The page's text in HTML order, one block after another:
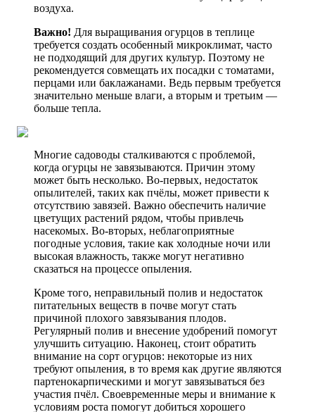
воздуха.
Важно! Для выращивания огурцов в теплице
требуется создать особенный микроклимат, часто
не подходящий для других культур. Поэтому не
рекомендуется совмещать их посадки с томатами,
перцами или баклажанами. Ведь первым требуется
значительно меньше влаги, а вторым и третьим —
больше тепла.
Многие садоводы сталкиваются с проблемой,
когда огурцы не завязываются. Причин этому
может быть несколько. Во-первых, недостаток
опылителей, таких как пчёлы, может привести к
отсутствию завязей. Важно обеспечить наличие
цветущих растений рядом, чтобы привлечь
насекомых. Во-вторых, неблагоприятные
погодные условия, такие как холодные ночи или
высокая влажность, также могут негативно
сказаться на процессе опыления.
Кроме того, неправильный полив и недостаток
питательных веществ в почве могут стать
причиной плохого завязывания плодов.
Регулярный полив и внесение удобрений помогут
улучшить ситуацию. Наконец, стоит обратить
внимание на сорт огурцов: некоторые из них
требуют опыления, в то время как другие являются
партенокарпическими и могут завязываться без
участия пчёл. Своевременные меры и внимание к
условиям роста помогут добиться хорошего